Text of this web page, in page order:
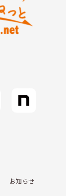
お知らせ